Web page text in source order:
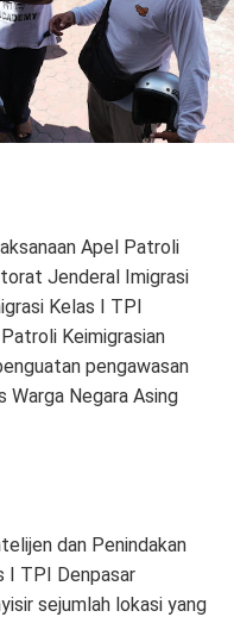
Apel Patroli
Jenderal Imigrasi
Kelas I TPI
Keimigrasian
pengawasan
Warga Negara Asing
dan Penindakan
I TPI Denpasar
sejumlah lokasi yang